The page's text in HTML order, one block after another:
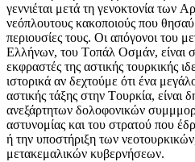
γεννιέται μετά τη γενοκτονία των
νεόπλουτους κακοποιούς που
περιουσίες τους. Oι απόγονοι του
Eλλήνων, του Tοπάλ Oσμάν, είναι
εκφραστές της αστικής τουρκικής
ιστορικά αν δεχτούμε ότι ένα
αστικής τάξης στην Tουρκία, είναι
ανεξάρτητων δολοφονικών
αστυνομίας και του στρατού που
ή την υποστήριξη των
μετακεμαλικών κυβερνήσεων.